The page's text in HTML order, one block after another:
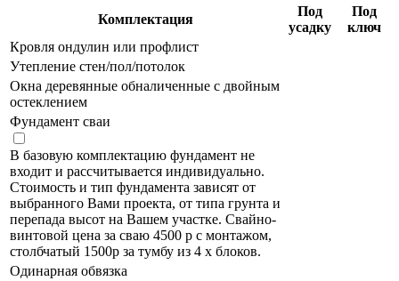
Комплектация
Под
усадку
Под
ключ
Кровля ондулин или профлист
Утепление стен/пол/потолок
Окна деревянные обналиченные с двойным
остеклением
Фундамент сваи
В базовую комплектацию фундамент не
входит и рассчитывается индивидуально.
Стоимость и тип фундамента зависят от
выбранного Вами проекта, от типа грунта и
перепада высот на Вашем участке. Свайно-
винтовой цена за сваю 4500 р с монтажом,
столбчатый 1500р за тумбу из 4 х блоков.
Одинарная обвязка